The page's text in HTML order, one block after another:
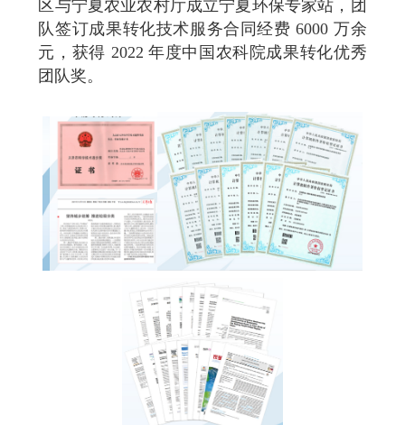
区与宁夏农业农村厅成立宁夏环保专家站，团
队签订成果转化技术服务合同经费 6000 万余
元，获得 2022 年度中国农科院成果转化优秀
团队奖。